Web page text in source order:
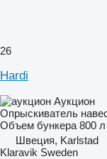
26
Hardi
Аукцион
Опрыскиватель
Объем бункера 800 л
Швеция, Karlstad
Klaravik Sweden